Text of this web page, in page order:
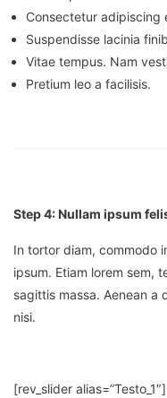
Consectetur adipiscing
Suspendisse lacinia
Vitae tempus. Nam
Pretium leo a facilisis.
Step 4: Nullam ipsum
In tortor diam, commodo
ipsum. Etiam lorem sem,
sagittis massa. Aenean a
nisi.
[rev_slider